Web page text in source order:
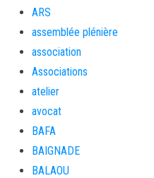
ARS
assemblée plénière
association
Associations
atelier
avocat
BAFA
BAIGNADE
BALAOU